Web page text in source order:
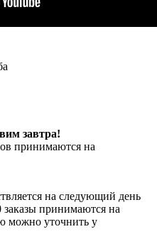
завтра!
принимаются на
на следующий день
заказы принимаются на
можно уточнить у